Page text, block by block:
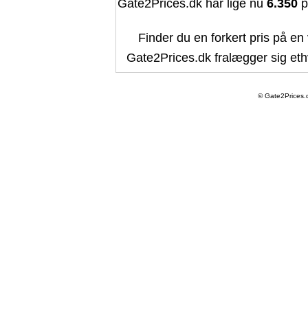
Gate2Prices.dk har lige nu6.350
Finder du en forkert pris på
Gate2Prices.dk fralægger sig
©